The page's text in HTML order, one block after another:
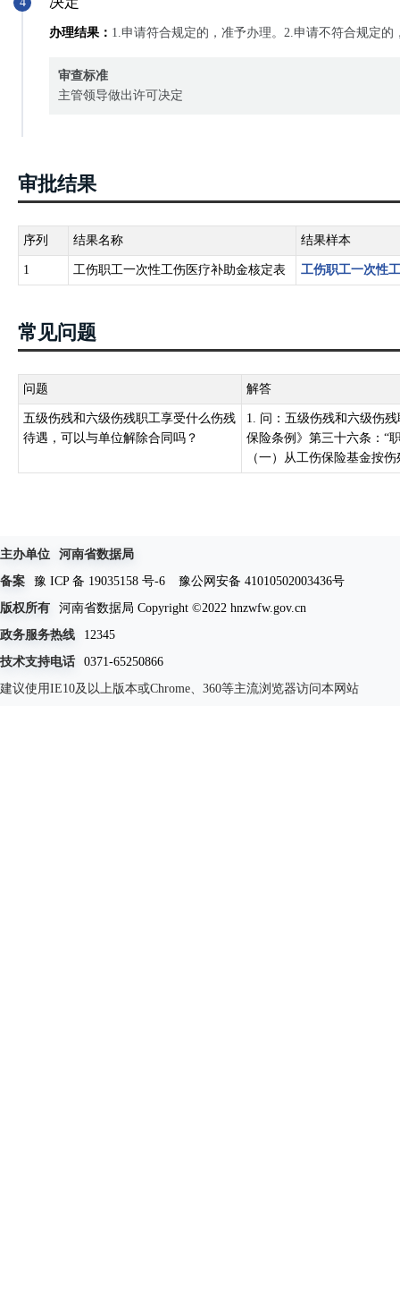
办理结果： 1.申请符合规定的，准予办理。2.申请不符合规定的
审查标准
主管领导做出许可决定
审批结果
序列 结果名称 结果样本
1 工伤职工一次性工伤医疗补助金核定表 工伤职工一次性
常见问题
问题 解答
五级伤残和六级伤残职工享受什么伤残
待遇，可以与单位解除合同吗？
1. 问：五级伤残和六级伤
保险条例》第三十六条：“
（一）从工伤保险基金按
主办单位
河南省数据局
备案
豫 ICP 备 19035158 号-6
豫公网安备 41010502003436号
版权所有
河南省数据局 Copyright ©2022 hnzwfw.gov.cn
政务服务热线
12345
技术支持电话
0371-65250866
建议使用IE10及以上版本或Chrome、360等主流浏览器访问本网站